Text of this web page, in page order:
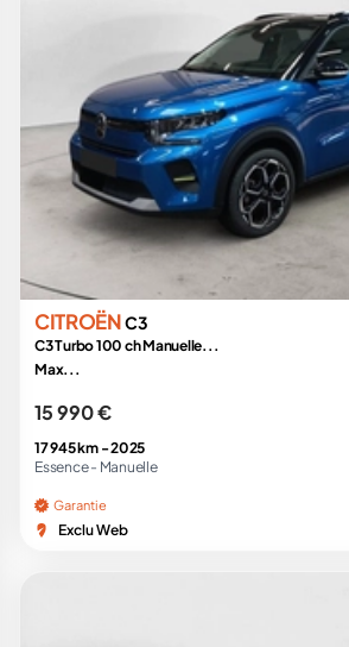
CITROËNC3
C3 Turbo 100 ch Manuelle...
Max...
15 990 €
17 945 km -2025
Essence - Manuelle
Garantie
Exclu Web